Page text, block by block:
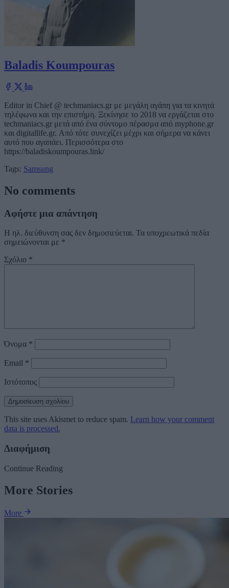
Baladis Koumpouras
Editor in Chief @ techmaniacs.gr με μεγάλη αγάπη για τα κινητά
τηλέφωνα και την επιστήμη. Ξεκίνησε το 2018 να εργάζεται στο
techmaniacs.gr μετά από ένα σύντομο πέρασμα από myphone.gr
και digitallife.gr. Από τότε συνεχίζει μέχρι και σήμερα να κάνει
αυτό που αγαπάει. Περισσότερα στο
https://baladiskoumpouras.link/
Tags: Samsung
No comments
Αφήστε μια απάντηση
Η ηλ. διεύθυνση σας δεν δημοσιεύεται. Τα υποχρεωτικά πεδία
σημειώνονται με *
Σχόλιο *
Όνομα *
Email *
Ιστότοπος
This site uses Akismet to reduce spam. Learn how your comment
data is processed.
Διαφήμιση
Continue Reading
More Stories
More